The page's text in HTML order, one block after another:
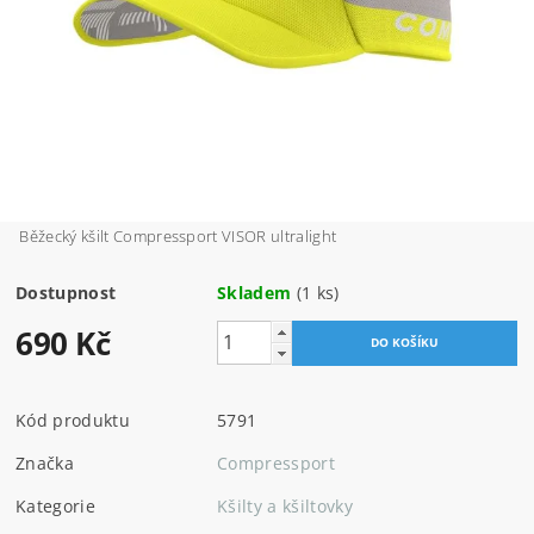
Běžecký kšilt Compressport VISOR ultralight
Dostupnost Skladem (1 ks)
690 Kč
Kód produktu
5791
Značka
Compressport
Kategorie
Kšilty a kšiltovky